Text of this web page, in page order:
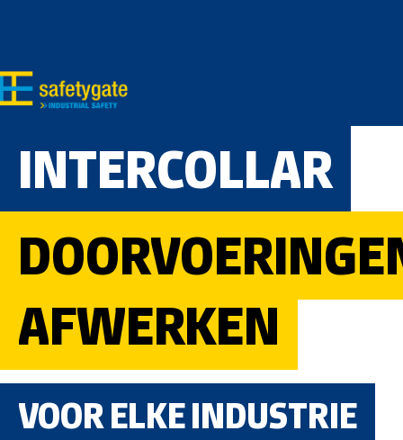
Ga naar de hoofdnavigatie
INTERCOLLAR
AFWERKEN
VOOR ELKE INDUSTRIE